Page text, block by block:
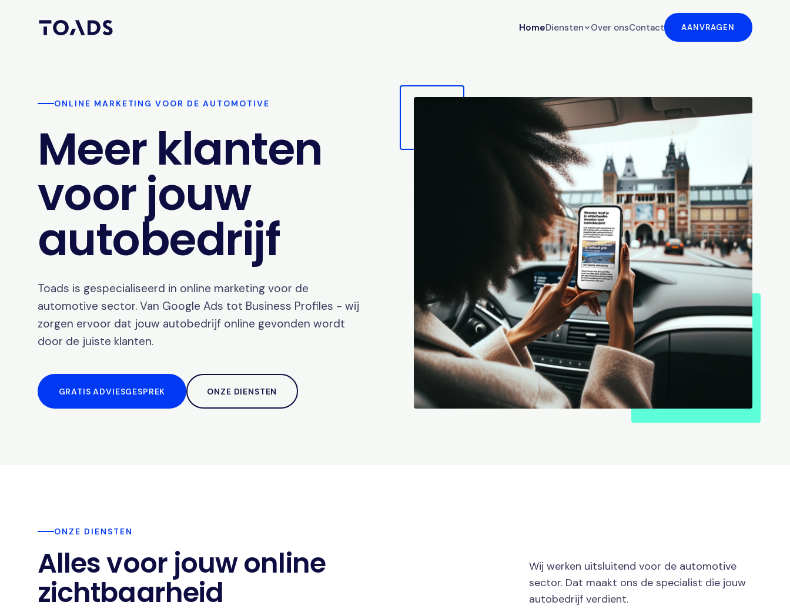
HomeDiensten Over onsContact AANVRAGEN
ONLINE MARKETING VOOR DE AUTOMOTIVE
Meer klanten
voor jouw
autobedrijf
Toads is gespecialiseerd in online marketing voor de
automotive sector. Van Google Ads tot Business Profiles - wij
zorgen ervoor dat jouw autobedrijf online gevonden wordt
door de juiste klanten.
GRATIS ADVIESGESPREK ONZE DIENSTEN
ONZE DIENSTEN
Alles voor jouw online
zichtbaarheid
Wij werken uitsluitend voor de automotive
sector. Dat maakt ons de specialist die jouw
autobedrijf verdient.